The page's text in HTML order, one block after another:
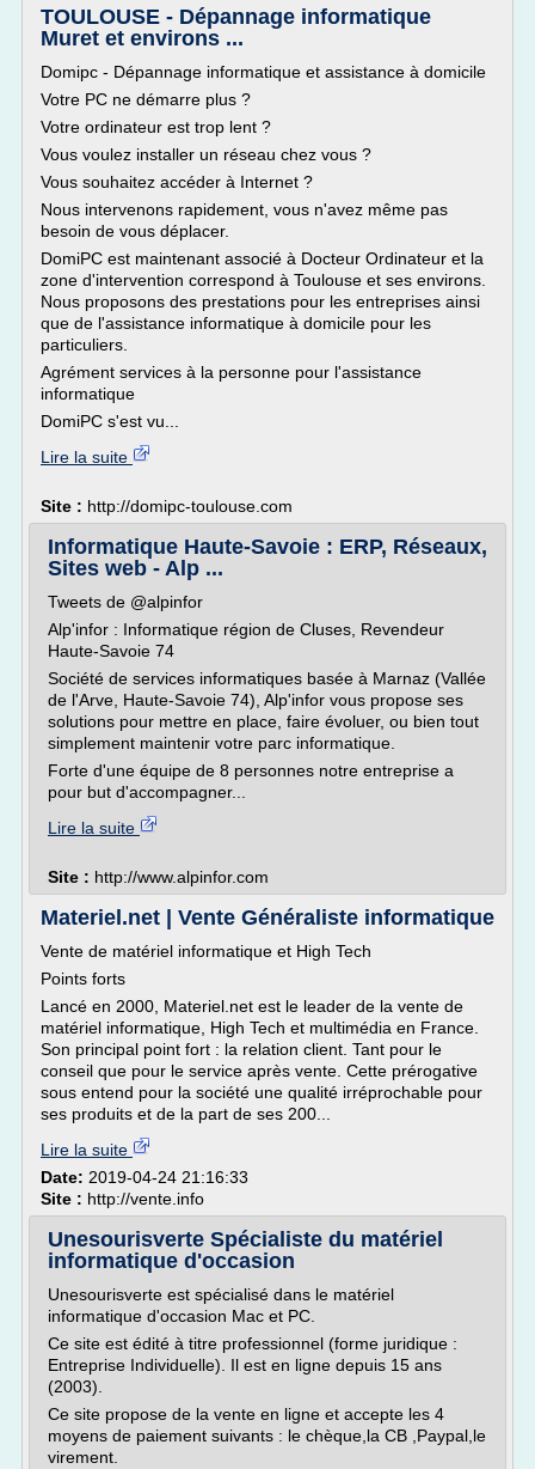
TOULOUSE - Dépannage informatique
Muret et environs ...
Domipc - Dépannage informatique et assistance à domicile
Votre PC ne démarre plus ?
Votre ordinateur est trop lent ?
Vous voulez installer un réseau chez vous ?
Vous souhaitez accéder à Internet ?
Nous intervenons rapidement, vous n'avez même pas
besoin de vous déplacer.
DomiPC est maintenant associé à Docteur Ordinateur et la
zone d'intervention correspond à Toulouse et ses environs.
Nous proposons des prestations pour les entreprises ainsi
que de l'assistance informatique à domicile pour les
particuliers.
Agrément services à la personne pour l'assistance
informatique
DomiPC s'est vu...
Lire la suite
Site : http://domipc-toulouse.com
Informatique Haute-Savoie : ERP, Réseaux,
Sites web - Alp ...
Tweets de @alpinfor
Alp'infor : Informatique région de Cluses, Revendeur
Haute-Savoie 74
Société de services informatiques basée à Marnaz (Vallée
de l'Arve, Haute-Savoie 74), Alp'infor vous propose ses
solutions pour mettre en place, faire évoluer, ou bien tout
simplement maintenir votre parc informatique.
Forte d'une équipe de 8 personnes notre entreprise a
pour but d'accompagner...
Lire la suite
Site : http://www.alpinfor.com
Materiel.net | Vente Généraliste informatique
Vente de matériel informatique et High Tech
Points forts
Lancé en 2000, Materiel.net est le leader de la vente de
matériel informatique, High Tech et multimédia en France.
Son principal point fort : la relation client. Tant pour le
conseil que pour le service après vente. Cette prérogative
sous entend pour la société une qualité irréprochable pour
ses produits et de la part de ses 200...
Lire la suite
Date: 2019-04-24 21:16:33
Site : http://vente.info
Unesourisverte Spécialiste du matériel
informatique d'occasion
Unesourisverte est spécialisé dans le matériel
informatique d'occasion Mac et PC.
Ce site est édité à titre professionnel (forme juridique :
Entreprise Individuelle). Il est en ligne depuis 15 ans
(2003).
Ce site propose de la vente en ligne et accepte les 4
moyens de paiement suivants : le chèque,la CB ,Paypal,le
virement.